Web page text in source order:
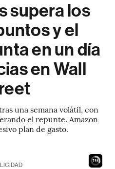
supera los
y el
en un día
en Wall
una semana volátil, con
el repunte. Amazon
plan de gasto.
18